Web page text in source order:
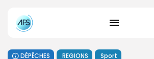
DÉPÊCHES REGIONS Sport